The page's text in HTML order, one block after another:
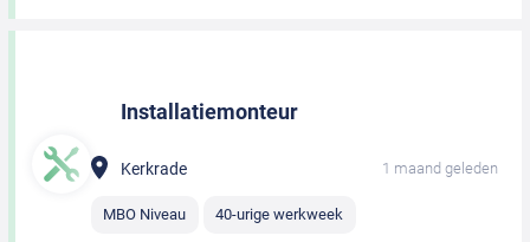
Installatiemonteur
Kerkrade 1 maand geleden
MBO Niveau 40-urige werkweek